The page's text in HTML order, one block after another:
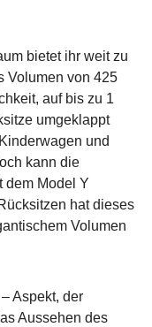
bietet ihr weit zu
Volumen von 425
auf bis zu 1
umgeklappt
und
kann die
dem Model Y
hat dieses
Volumen
Aspekt, der
Aussehen des